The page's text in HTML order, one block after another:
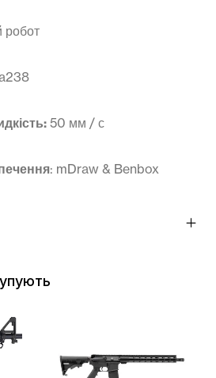
робот
50 мм / с
: mDraw & Benbox